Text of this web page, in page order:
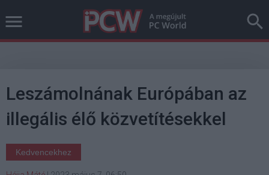
Leszámolnának Európában az
illegális élő közvetítésekkel
Kedvencekhez